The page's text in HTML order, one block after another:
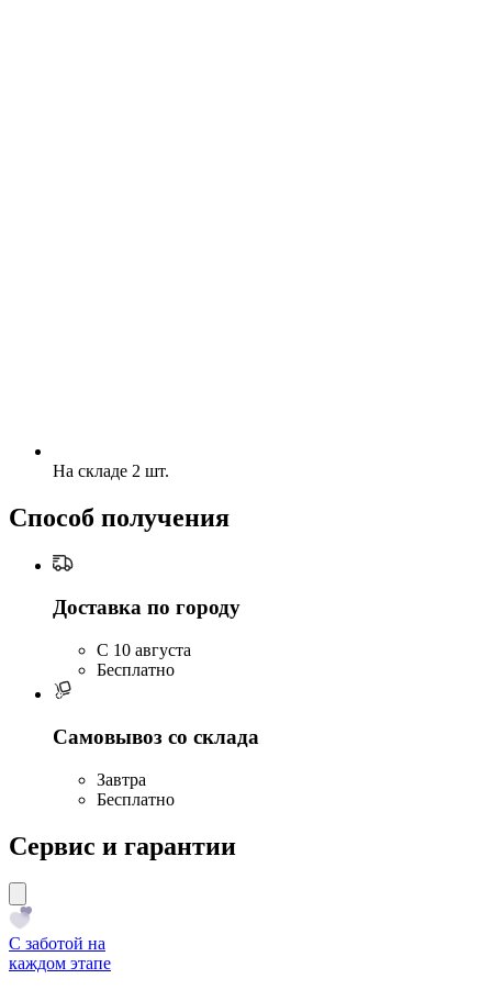
На складе 2 шт.
Способ получения
Доставка по городу
C 10 августа
Бесплатно
Самовывоз со склада
Завтра
Бесплатно
Сервис и гарантии
С заботой на
каждом этапе